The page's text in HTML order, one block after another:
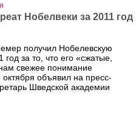
Нобелвеки за 2011 год
получил Нобелевскую
за то, что его «сжатые,
свежее понимание
объявил на пресс-
Шведской академии